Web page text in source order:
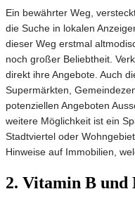
Ein bewährter Weg,
die Suche in lokalen
dieser Weg erstmal
noch großer Beliebtheit.
direkt ihre Angebote. Auch
Supermärkten,
potenziellen Angeboten
weitere Möglichkeit ist ein
Stadtviertel oder
Hinweise auf Immobilien,
2. Vitamin B und